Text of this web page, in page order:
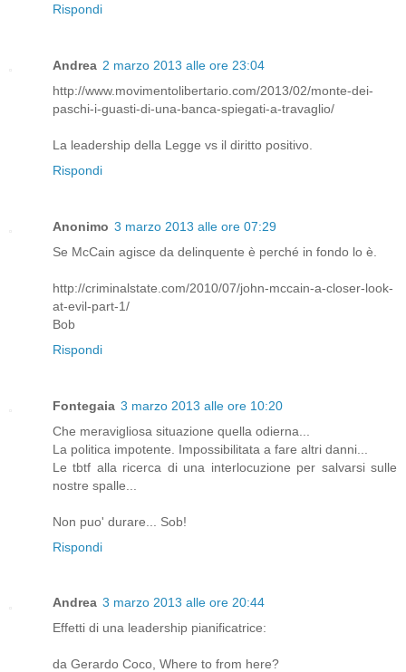
Rispondi
Andrea 2 marzo 2013 alle ore 23:04
http://www.movimentolibertario.com/2013/02/monte-dei-
paschi-i-guasti-di-una-banca-spiegati-a-travaglio/
La leadership della Legge vs il diritto positivo.
Rispondi
Anonimo 3 marzo 2013 alle ore 07:29
Se McCain agisce da delinquente è perché in fondo lo è.
http://criminalstate.com/2010/07/john-mccain-a-closer-look-
at-evil-part-1/
Bob
Rispondi
Fontegaia 3 marzo 2013 alle ore 10:20
Che meravigliosa situazione quella odierna...
La politica impotente. Impossibilitata a fare altri danni...
Le tbtf alla ricerca di una interlocuzione per salvarsi sulle
nostre spalle...
Non puo' durare... Sob!
Rispondi
Andrea 3 marzo 2013 alle ore 20:44
Effetti di una leadership pianificatrice:
da Gerardo Coco, Where to from here?